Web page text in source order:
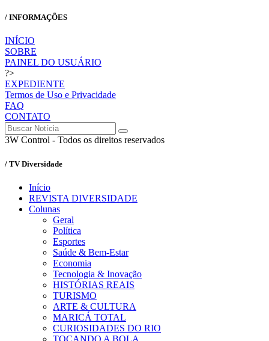
/ INFORMAÇÕES
INÍCIO
SOBRE
PAINEL DO USUÁRIO
?>
EXPEDIENTE
Termos de Uso e Privacidade
FAQ
CONTATO
3W Control - Todos os direitos reservados
/ TV Diversidade
Início
REVISTA DIVERSIDADE
Colunas
Geral
Política
Esportes
Saúde & Bem-Estar
Economia
Tecnologia & Inovação
HISTÓRIAS REAIS
TURISMO
ARTE & CULTURA
MARICÁ TOTAL
CURIOSIDADES DO RIO
TOCANDO A BOLA